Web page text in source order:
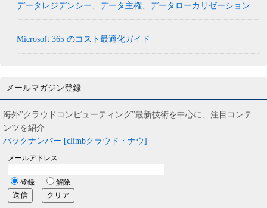
データレジデンシー、データ主権、データローカリゼーション
Microsoft 365 のコスト最適化ガイド
メールマガジン登録
海外”クラウドコンピューティング”最新技術を中心に、注目コンテ
ンツを紹介
バックナンバー [climbクラウド・ナウ]